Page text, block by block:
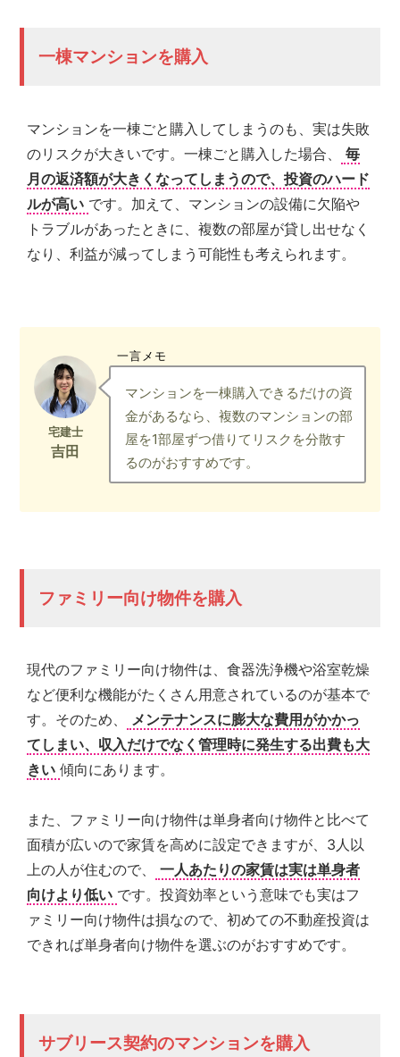
一棟マンションを購入
マンションを一棟ごと購入してしまうのも、実は失敗
のリスクが大きいです。一棟ごと購入した場合、
毎
月の返済額が大きくなってしまうので、投資のハード
ルが高い です。加えて、マンションの設備に欠陥や
トラブルがあったときに、複数の部屋が貸し出せなく
なり、利益が減ってしまう可能性も考えられます。
一言メモ
マンションを一棟購入できるだけの資
金があるなら、複数のマンションの部
屋を1部屋ずつ借りてリスクを分散す
るのがおすすめです。
ファミリー向け物件を購入
現代のファミリー向け物件は、食器洗浄機や浴室乾燥
など便利な機能がたくさん用意されているのが基本で
す。そのため、
メンテナンスに膨大な費用がかかっ
てしまい、収入だけでなく管理時に発生する出費も大
きい 傾向にあります。
また、ファミリー向け物件は単身者向け物件と比べて
面積が広いので家賃を高めに設定できますが、3人以
上の人が住むので、
一人あたりの家賃は実は単身者
向けより低い です。投資効率という意味でも実はフ
ァミリー向け物件は損なので、初めての不動産投資は
できれば単身者向け物件を選ぶのがおすすめです。
サブリース契約のマンションを購入